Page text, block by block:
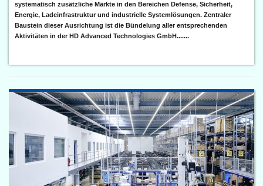
systematisch zusätzliche Märkte in den Bereichen Defense, Sicherheit,
Energie, Ladeinfrastruktur und industrielle Systemlösungen. Zentraler
Baustein dieser Ausrichtung ist die Bündelung aller entsprechenden
Aktivitäten in der HD Advanced Technologies GmbH.......